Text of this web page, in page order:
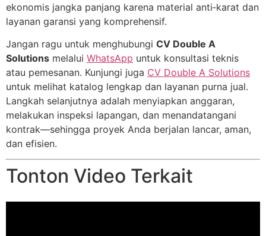
ekonomis jangka panjang karena material anti‑karat dan
layanan garansi yang komprehensif.
Jangan ragu untuk menghubungi CV Double A
Solutions melalui WhatsApp untuk konsultasi teknis
atau pemesanan. Kunjungi juga CV Double A Solutions
untuk melihat katalog lengkap dan layanan purna jual.
Langkah selanjutnya adalah menyiapkan anggaran,
melakukan inspeksi lapangan, dan menandatangani
kontrak—sehingga proyek Anda berjalan lancar, aman,
dan efisien.
Tonton Video Terkait